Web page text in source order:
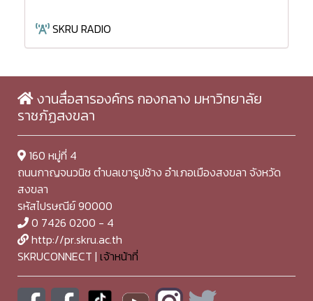
SKRU RADIO
งานสื่อสารองค์กร กองกลาง มหาวิทยาลัย
ราชภัฏสงขลา
160 หมู่ที่ 4
ถนนกาญจนวนิช ตำบลเขารูปช้าง อำเภอเมืองสงขลา จังหวัด
สงขลา
รหัสไปรษณีย์ 90000
0 7426 0200 - 4
http://pr.skru.ac.th
SKRUCONNECT | เจ้าหน้าที่